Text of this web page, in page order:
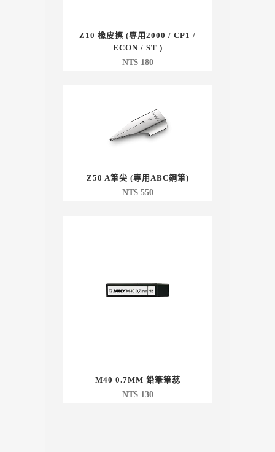
Z10 橡皮擦 (專用2000 / CP1 /
ECON / ST )
NT$180
Z50 A筆尖 (專用ABC鋼筆)
NT$550
M40 0.7MM 鉛筆筆蕊
NT$130